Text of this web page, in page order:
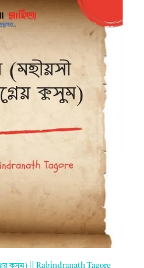
কুসুম) || Rabindranath Tagore